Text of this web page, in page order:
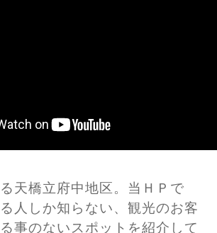
天橋立府中地区。当ＨＰで
人しか知らない、観光のお客
事のないスポットを紹介して